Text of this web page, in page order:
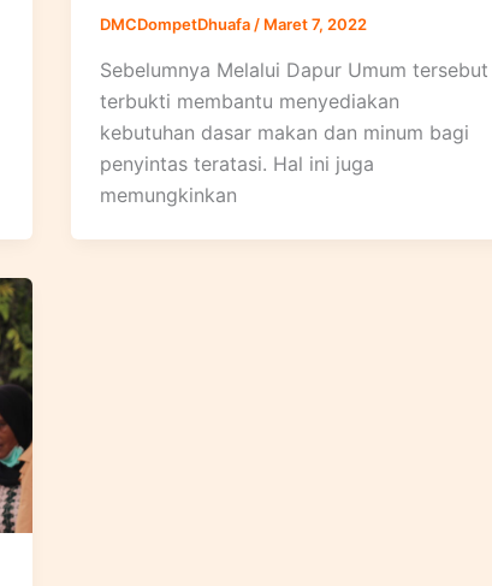
DMCDompetDhuafa/ Maret 7, 2022
Sebelumnya Melalui Dapur Umum tersebut
terbukti membantu menyediakan
kebutuhan dasar makan dan minum bagi
penyintas teratasi. Hal ini juga
memungkinkan